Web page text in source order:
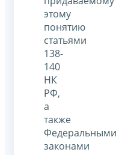
этому
понятию
статьями
138-
140
НК
РФ,
а
также
Федеральными
законами